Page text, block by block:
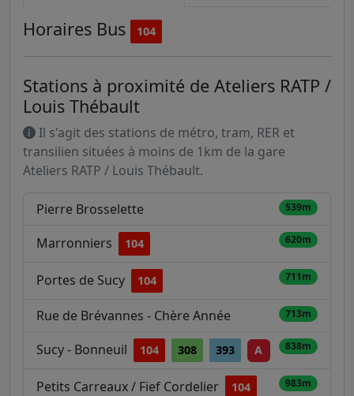
Horaires Bus 104
Stations à proximité de Ateliers RATP /
Louis Thébault
Il s'agit des stations de métro, tram, RER et
transilien situées à moins de 1km de la gare
Ateliers RATP / Louis Thébault.
Pierre Brosselette 539m
Marronniers 104 620m
Portes de Sucy 104 711m
Rue de Brévannes - Chère Année 713m
Sucy - Bonneuil 104 308 393 A 838m
Petits Carreaux / Fief Cordelier
104
983m